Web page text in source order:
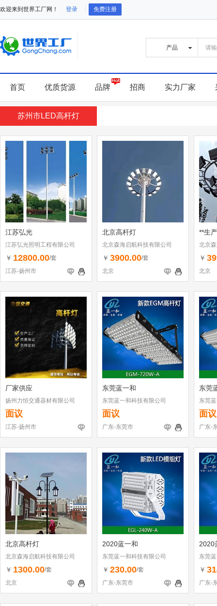
欢迎来到世界工厂网！ 登录 免费注册
首页 优质货源 品牌 招商 实力厂家
苏州市LED高杆灯
江苏弘光
江苏弘光照明工程有限公司
￥ 12800.00/套
江苏-扬州市
北京高杆灯
北京森海启航科技有限公司
￥ 3900.00/套
北京
**生
北京
￥
北京
厂家供应
扬州力恒交通器材有限公司
面议
江苏-扬州市
东莞蓝一和
东莞蓝一和科技有限公司
面议
广东-东莞市
东莞
东莞
面议
广东-
北京高杆灯
北京森海启航科技有限公司
￥ 1300.00/套
北京
2020蓝一和
东莞蓝一和科技有限公司
￥ 230.00/套
广东-东莞市
2020
东莞
￥
广东-